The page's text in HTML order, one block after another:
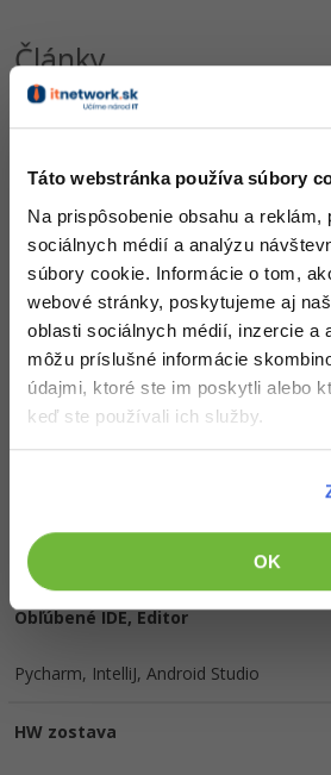
Táto webstránka používa súbory
Na prispôsobenie obsahu a
sociálnych médií a analýzu
súbory cookie. Informácie o tom,
webové stránky, poskytujeme aj
oblasti sociálnych médií, inzercie a
môžu príslušné informácie
údajmi, ktoré ste im poskytli alebo
keď ste používali ich služby.
OK
Články
inteligencia,
princípy,
na otázku,
vyzerať s
Ocenenie
Česká republika, Hlavní město Praha,
Obľúbené IDE, Editor
Pycharm, IntelliJ, Android Studio
HW zostava